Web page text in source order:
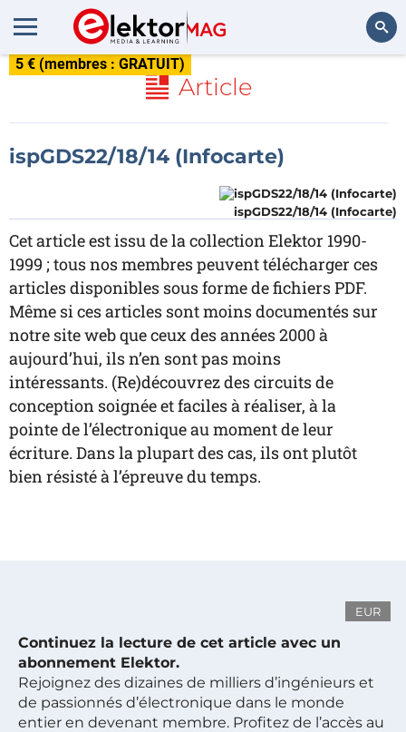
5 € (membres : GRATUIT)
Article
ispGDS22/18/14 (Infocarte)
ispGDS22/18/14 (Infocarte)
Cet article est issu de la collection Elektor 1990-
1999 ; tous nos membres peuvent télécharger ces
articles disponibles sous forme de fichiers PDF.
Même si ces articles sont moins documentés sur
notre site web que ceux des années 2000 à
aujourd’hui, ils n’en sont pas moins
intéressants. (Re)découvrez des circuits de
conception soignée et faciles à réaliser, à la
pointe de l’électronique au moment de leur
écriture. Dans la plupart des cas, ils ont plutôt
bien résisté à l’épreuve du temps.
EUR
Continuez la lecture de cet article avec un
abonnement Elektor.
Rejoignez des dizaines de milliers d’ingénieurs et
de passionnés d’électronique dans le monde
entier en devenant membre. Profitez de l’accès au